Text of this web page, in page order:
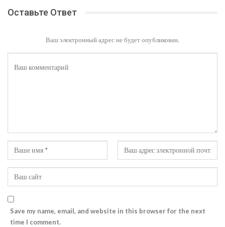
Оставьте Ответ
Ваш электронный адрес не будет опубликован.
Save my name, email, and website in this browser for the next
time I comment.